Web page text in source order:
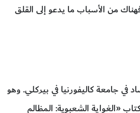
من الأسباب ما يدعو إلى القلق
في جامعة كاليفورنيا في بيركلي. وهو
«الغواية الشعبوية: المظالم